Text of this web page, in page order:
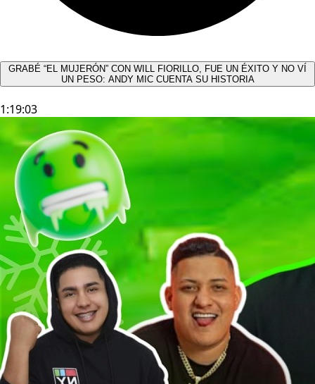
GRABÉ “EL MUJERÓN” CON WILL FIORILLO, FUE UN ÉXITO Y NO VÍ
UN PESO: ANDY MIC CUENTA SU HISTORIA
1:19:03